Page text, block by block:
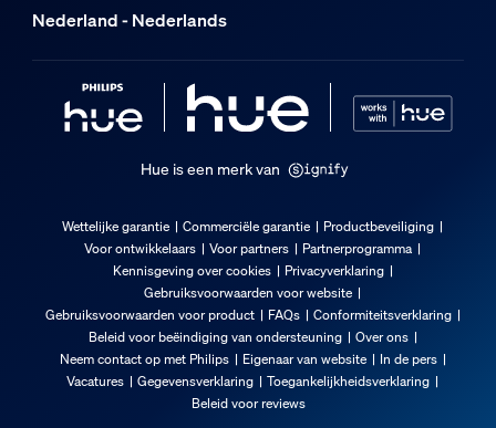
Nederland - Nederlands
Hue is een merk van
Wettelijke garantie Commerciële garantie
Productbeveiliging
Voor ontwikkelaars
Voor partners
Partnerprogramma
Kennisgeving over cookies
Privacyverklaring
Gebruiksvoorwaarden voor website
Gebruiksvoorwaarden voor product
FAQs
Conformiteitsverklaring
Beleid voor beëindiging van ondersteuning
Over ons
Neem contact op met Philips
Eigenaar van website
In de pers
Vacatures
Gegevensverklaring
Toegankelijkheidsverklaring
Beleid voor reviews